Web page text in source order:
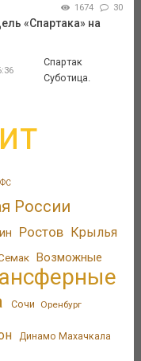
1674 30
«Спартака» на
Спартак
Суботица.
России
Ростов Крылья
Возможные
Сочи Оренбург
Динамо Махачкала